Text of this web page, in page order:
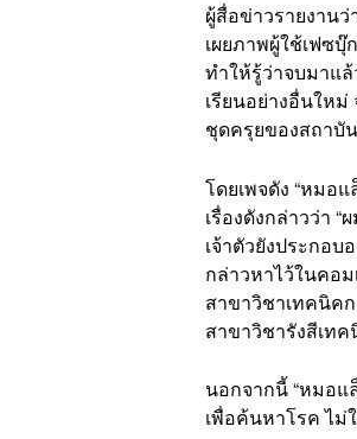
ผู้สื่อข่าวรายงาน
เผยภาพผู้ใช้เฟซ
ทำให้รู้ว่าจบมาแ
เรียนอย่างอื่นให
ชุดครุยของสถาบั
โดยเพจดัง “หมอ
เรื่องดังกล่าวว่า “
เจ้าตัวยังประกอ
กล่าวหาไว้ในคอ
สาขาวิชาเทคนิค
สาขาวิชารังสีเท
นอกจากนี้ “หมอแ
เพื่อค้นหาโรค ไ